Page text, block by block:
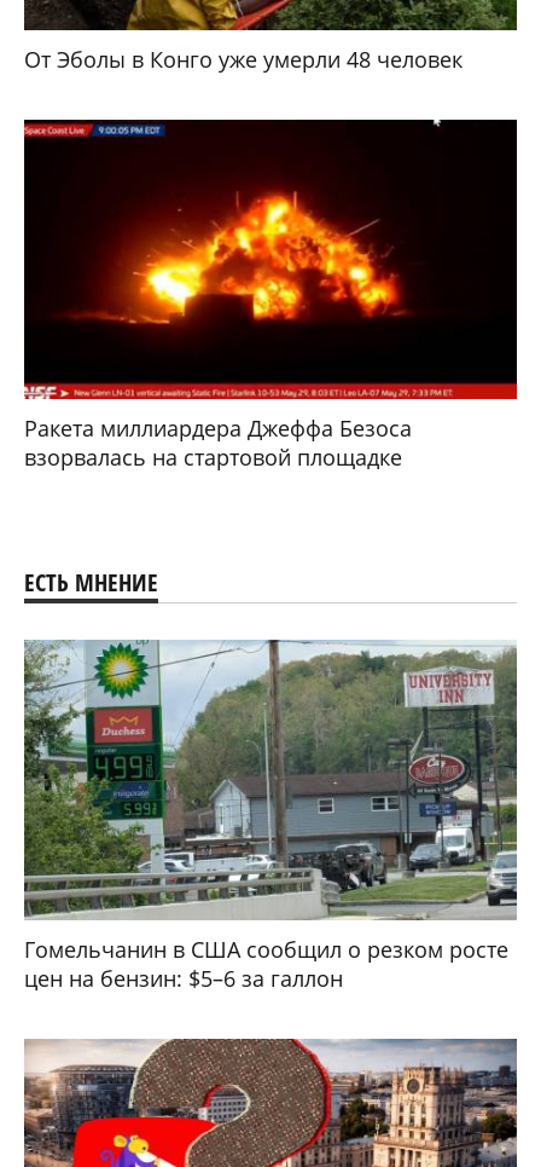
От Эболы в Конго уже умерли 48 человек
Ракета миллиардера Джеффа Безоса
взорвалась на стартовой площадке
ЕСТЬ МНЕНИЕ
Гомельчанин в США сообщил о резком росте
цен на бензин: $5–6 за галлон